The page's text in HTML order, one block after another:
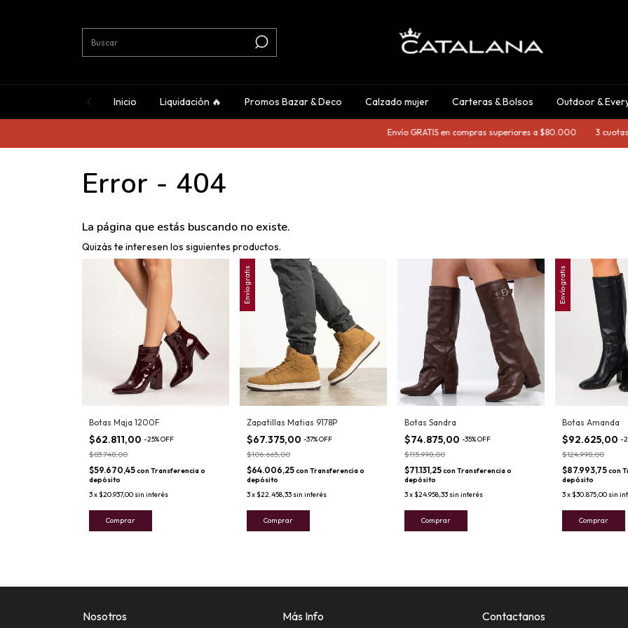
Inicio Liquidación 🔥 Promos Bazar & Deco Calzado mujer Carteras & Bolsos Outdoor &
Envío GRATIS en compras superiores a $80.000 3 cuotas
Error - 404
La página que estás buscando no existe.
Quizás te interesen los siguientes productos.
Botas Maja 1200F
$62.811,00 -25%OFF
$83.748,00
$59.670,45con Transferencia o
depósito
3x$20.937,00 sin interés
Comprar
Envío gratis
Zapatillas Matias 9178P
$67.375,00 -37%OFF
$106.665,00
$64.006,25con Transferencia o
depósito
3x$22.458,33 sin interés
Comprar
Botas Sandra
$74.875,00 -35%OFF
$115.998,00
$71.131,25con Transferencia o
depósito
3x$24.958,33 sin interés
Comprar
Envío gratis
Botas Amanda
$92.625,00 -
$124.998,00
$87.993,75con
depósito
3x$30.875,00 sin
Comprar
Nosotros Más Info Contactanos